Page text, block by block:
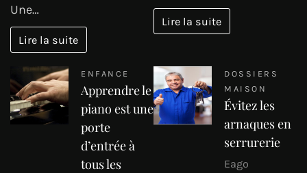
Une…
Lire la suite
Lire la suite
ENFANCE
Apprendre le
piano est une
porte
d’entrée à
tous les
DOSSIERS
MAISON
Évitez les
arnaques en
serrurerie
Eago